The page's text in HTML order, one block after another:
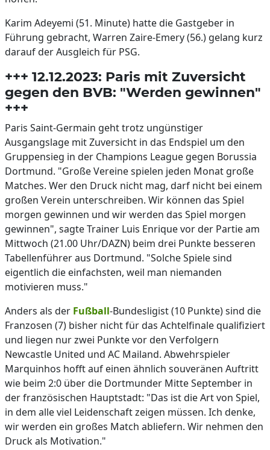
Karim Adeyemi (51. Minute) hatte die Gastgeber in
Führung gebracht, Warren Zaire-Emery (56.) gelang kurz
darauf der Ausgleich für PSG.
+++ 12.12.2023: Paris mit Zuversicht
gegen den BVB: "Werden gewinnen"
+++
Paris Saint-Germain geht trotz ungünstiger
Ausgangslage mit Zuversicht in das Endspiel um den
Gruppensieg in der Champions League gegen Borussia
Dortmund. "Große Vereine spielen jeden Monat große
Matches. Wer den Druck nicht mag, darf nicht bei einem
großen Verein unterschreiben. Wir können das Spiel
morgen gewinnen und wir werden das Spiel morgen
gewinnen", sagte Trainer Luis Enrique vor der Partie am
Mittwoch (21.00 Uhr/DAZN) beim drei Punkte besseren
Tabellenführer aus Dortmund. "Solche Spiele sind
eigentlich die einfachsten, weil man niemanden
motivieren muss."
Anders als der Fußball-Bundesligist (10 Punkte) sind die
Franzosen (7) bisher nicht für das Achtelfinale qualifiziert
und liegen nur zwei Punkte vor den Verfolgern
Newcastle United und AC Mailand. Abwehrspieler
Marquinhos hofft auf einen ähnlich souveränen Auftritt
wie beim 2:0 über die Dortmunder Mitte September in
der französischen Hauptstadt: "Das ist die Art von Spiel,
in dem alle viel Leidenschaft zeigen müssen. Ich denke,
wir werden ein großes Match abliefern. Wir nehmen den
Druck als Motivation."